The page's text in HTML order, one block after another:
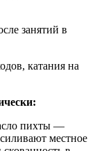
занятий в
катания на
пихты —
местное